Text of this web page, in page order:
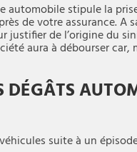
automobile stipule la
de votre assurance.
justifier de l’origine du
aura à débourser
DÉGÂTS
suite à un